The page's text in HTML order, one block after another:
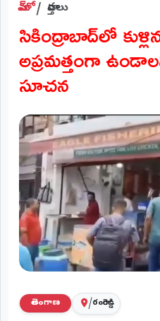
STREAMING
లైవ్
టీవీ
(Live
TV)
లైవ్
రేడియో
(Live
Radio)
ప్రాంతీయ
వార్తలు
(STATE)
తెలంగాణ
హోమ్ వార్తలు
సికింద్రాబాద్‌లో
అప్రమత్తంగా
సూచన
తెలంగాణ /రంగారెడ్డి